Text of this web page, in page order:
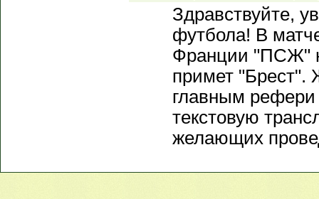
Здравствуйте,
футбола! В
Франции "ПСЖ"
примет "Брест".
главным рефери
текстовую
желающих